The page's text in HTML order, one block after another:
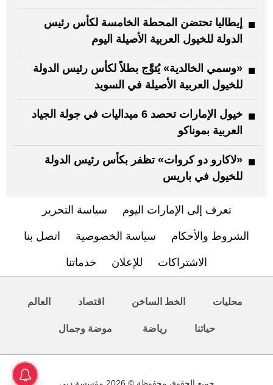
إيطاليا تحتضن المحطة الخامسة لكأس رئيس
الدولة للخيول العربية الأصيلة اليوم
«وسمي الخالدية» يُتوَّج بطلاً لكأس رئيس الدولة
للخيول العربية الأصيلة في السويد
خيول الإمارات تحصد 6 ميداليات في جولة الجياد
العربية بموناكو
«لاكارو دو كروات» تظفر بكأس رئيس الدولة
للخيول في باريس
تعرف إلى الإمارات اليوم سياسة التحرير
الشروط والأحكام سياسة الخصوصية اتصل بنا
الاشتراكات للإعلان خدماتنا
محليات الخط الساخن اقتصاد العالم
حياتنا رياضة موضة وجمال